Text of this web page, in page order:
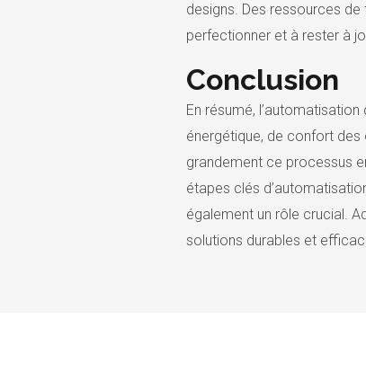
designs. Des ressources
perfectionner et à rester à
Conclusion
En résumé,
énergétique, de confort
grandement ce processus
étapes clés
également un rôle crucial.
solutions durables et